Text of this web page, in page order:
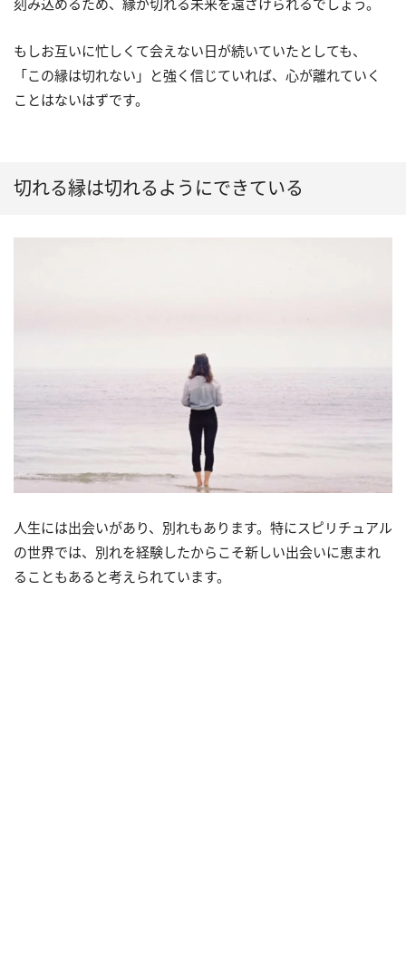
もしお互いに忙しくて会えない日が続いていたとしても、
「この縁は切れない」と強く信じていれば、心が離れていく
ことはないはずです。
切れる縁は切れるようにできている
人生には出会いがあり、別れもあります。特にスピリチュアル
の世界では、別れを経験したからこそ新しい出会いに恵まれ
ることもあると考えられています。